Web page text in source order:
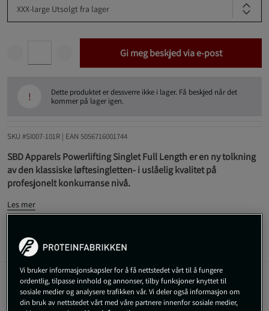
XXX-large Utsolgt fra lager
Gi meg beskjed via e-post
!
Dette produktet er dessverre ikke i lager. Få beskjed når det
kommer på lager igen.
SKU #SI007-101R | EAN 5056716001744
SBD Apparels Powerlifting Singlet Full Length er en ny tolkning
av den klassiske løftesingletten- i uslåelig kvalitet på
profesjonelt konkurranse nivå.
Les mer
Informasjon Anmeldelser
Powerlifting Singlet Full Length er en ny versjon av SBDs
komprimerende, robuste Powerlifting singlet - nå i en
Vi bruker informasjonskapsler for å få nettstedet vårt til å fungere
ordentlig, tilpasse innhold og annonser, tilby funksjoner knyttet til
sosiale medier og analysere trafikken vår. Vi deler også informasjon om
din bruk av nettstedet vårt med våre partnere innenfor sosiale medier,